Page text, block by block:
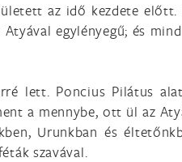
az idő kezdete
egylényegű; és
lett. Poncius Pilátus
a mennybe, ott ül az
Urunkban és
szavával.